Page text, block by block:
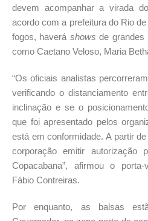
devem acompanhar a virada
acordo com a prefeitura do Rio
fogos, haverá shows de grandes
como Caetano Veloso, Maria
“Os oficiais analistas
verificando o distanciamento
inclinação e se ​o
que foi apresentado pelos
está em conformidade​. ​A partir
corporação emitir autorização
Copacabana”, afirmou o
Fábio Contreiras.
Por enquanto, as balsas